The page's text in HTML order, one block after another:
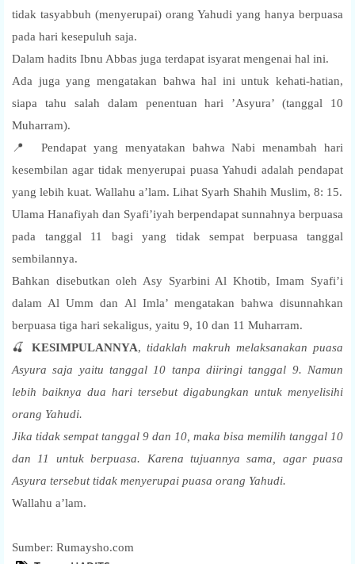
tidak tasyabbuh (menyerupai) orang Yahudi yang hanya berpuasa
pada hari kesepuluh saja.
Dalam hadits Ibnu Abbas juga terdapat isyarat mengenai hal ini.
Ada juga yang mengatakan bahwa hal ini untuk kehati-hatian,
siapa tahu salah dalam penentuan hari ’Asyura’ (tanggal 10
Muharram).
📍 Pendapat yang menyatakan bahwa Nabi menambah hari
kesembilan agar tidak menyerupai puasa Yahudi adalah pendapat
yang lebih kuat. Wallahu a’lam. Lihat Syarh Shahih Muslim, 8: 15.
Ulama Hanafiyah dan Syafi’iyah berpendapat sunnahnya berpuasa
pada tanggal 11 bagi yang tidak sempat berpuasa tanggal
sembilannya.
Bahkan disebutkan oleh Asy Syarbini Al Khotib, Imam Syafi’i
dalam Al Umm dan Al Imla’ mengatakan bahwa disunnahkan
berpuasa tiga hari sekaligus, yaitu 9, 10 dan 11 Muharram.
🍒
KESIMPULANNYA, tidaklah makruh melaksanakan puasa
Asyura saja yaitu tanggal 10 tanpa diiringi tanggal 9. Namun
lebih baiknya dua hari tersebut digabungkan untuk menyelisihi
orang Yahudi.
Jika tidak sempat tanggal 9 dan 10, maka bisa memilih tanggal 10
dan 11 untuk berpuasa. Karena tujuannya sama, agar puasa
Asyura tersebut tidak menyerupai puasa orang Yahudi.
Wallahu a’lam.
Sumber: Rumaysho.com